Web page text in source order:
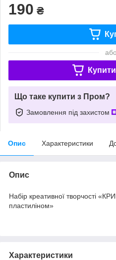
190 ₴
або
Що таке купити з Пром?
Замовлення під захистом
Опис Характеристики
Опис
Набір креативної творчості
пластиліном»
Характеристики